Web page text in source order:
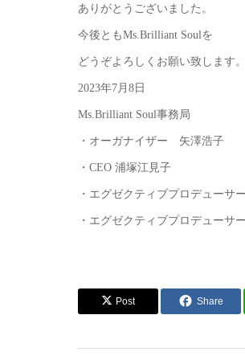
ありがとうございました。
今後ともMs.Brilliant Soulを
どうぞよろしくお願い致します。
2023年7月8日
Ms.Brilliant Soul事務局
・オーガナイザー 矢澤浩子
・CEO 浦塚江見子
・エグゼクティブプロデュー
・エグゼクティブプロデュー
Post Share